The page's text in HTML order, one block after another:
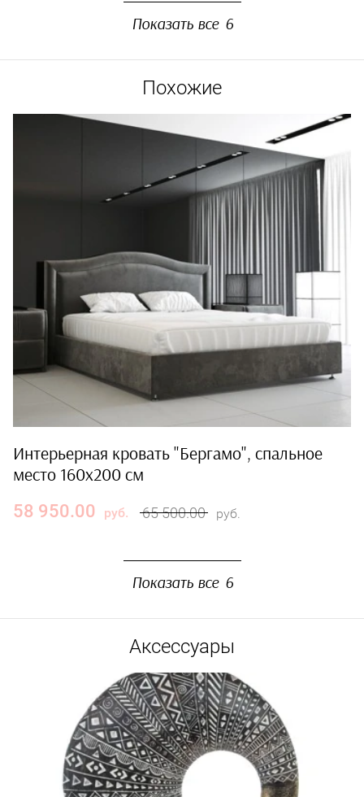
Показать все 6
Похожие
Интерьерная кровать "Бергамо", спальное
место 160х200 см
58 950.00 руб. 65 500.00 руб.
Показать все 6
Аксессуары